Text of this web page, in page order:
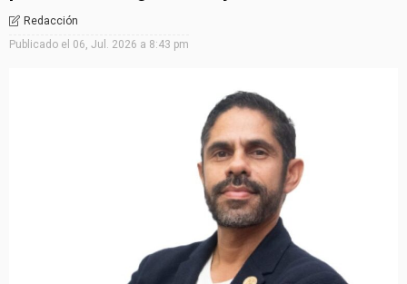
Redacción
Publicado el 06, Jul. 2026 a 8:43 pm